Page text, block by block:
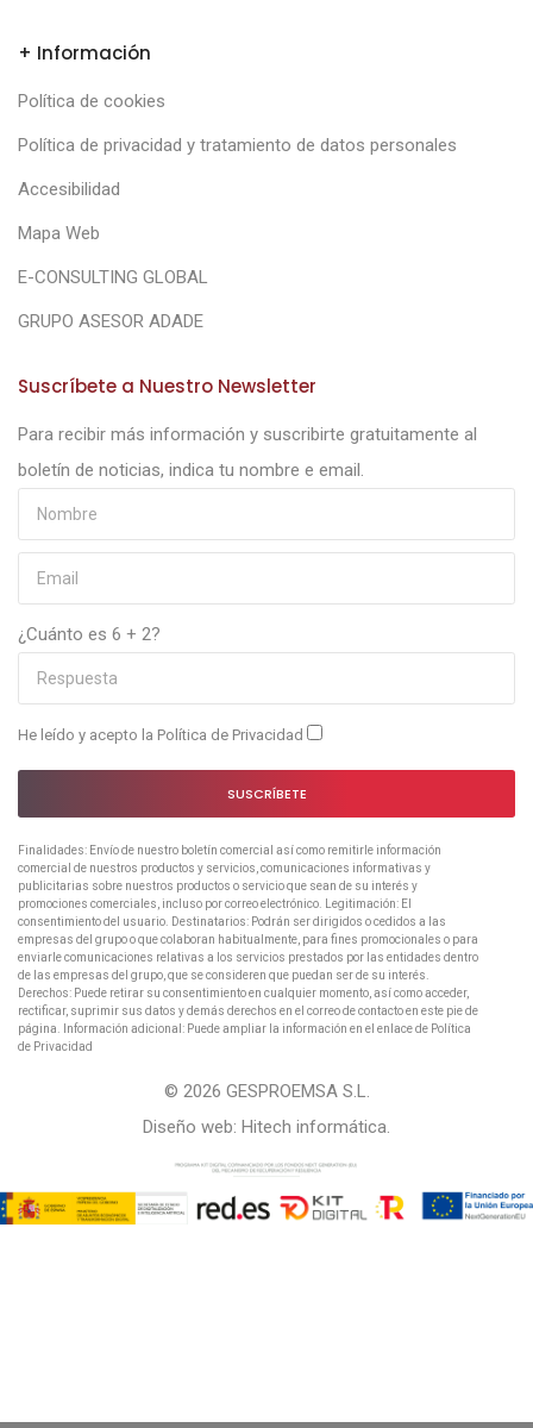
+ Información
Política de cookies
Política de privacidad y tratamiento de datos personales
Accesibilidad
Mapa Web
E-CONSULTING GLOBAL
GRUPO ASESOR ADADE
Suscríbete a Nuestro Newsletter
Para recibir más información y suscribirte gratuitamente al
boletín de noticias, indica tu nombre e email.
¿Cuánto es 6 + 2?
He leído y acepto la Política de Privacidad
SUSCRÍBETE
Finalidades: Envío de nuestro boletín comercial así como remitirle información
comercial de nuestros productos y servicios, comunicaciones informativas y
publicitarias sobre nuestros productos o servicio que sean de su interés y
promociones comerciales, incluso por correo electrónico. Legitimación: El
consentimiento del usuario. Destinatarios: Podrán ser dirigidos o cedidos a las
empresas del grupo o que colaboran habitualmente, para fines promocionales o para
enviarle comunicaciones relativas a los servicios prestados por las entidades dentro
de las empresas del grupo, que se consideren que puedan ser de su interés.
Derechos: Puede retirar su consentimiento en cualquier momento, así como acceder,
rectificar, suprimir sus datos y demás derechos en el correo de contacto en este pie de
página. Información adicional: Puede ampliar la información en el enlace de Política
de Privacidad
© 2026 GESPROEMSA S.L.
Diseño web: Hitech informática.